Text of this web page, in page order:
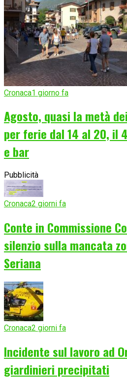
Cronaca1 giorno fa
Agosto, quasi la metà
per ferie dal 14 al 20,
e bar
Pubblicità
Cronaca2 giorni fa
Conte in Commissione
silenzio sulla mancata
Seriana
Cronaca2 giorni fa
Incidente sul lavoro ad
giardinieri precipitati